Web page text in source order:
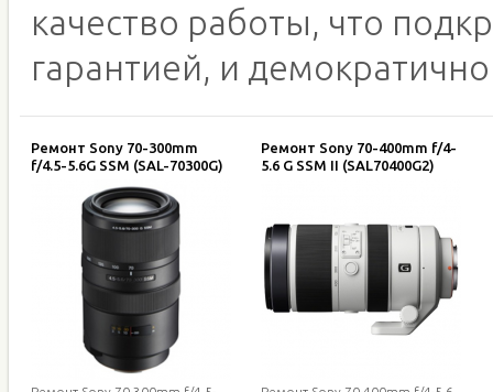
качество работы, что
гарантией, и
Ремонт Sony 70-300mm
f/4.5-5.6G SSM (SAL-70300G)
Ремонт Sony 70-400mm f/4-
5.6 G SSM II (SAL70400G2)